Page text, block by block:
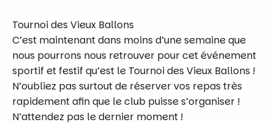
Tournoi des Vieux Ballons
C’est maintenant dans moins d’une semaine que
nous pourrons nous retrouver pour cet événement
sportif et festif qu’est le Tournoi des Vieux Ballons !
N’oubliez pas surtout de réserver vos repas très
rapidement afin que le club puisse s’organiser !
N’attendez pas le dernier moment !